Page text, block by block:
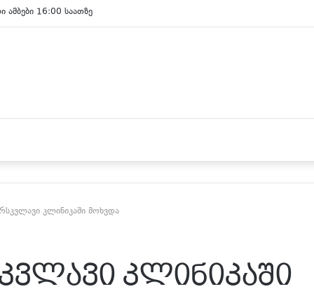
ამბები 15:00 საათზე
კლინიკაში მოხვდა
კლინიკაში